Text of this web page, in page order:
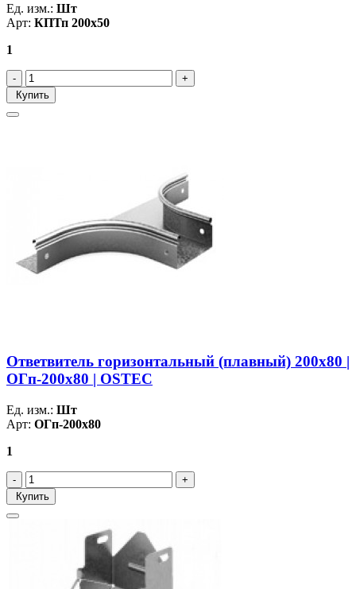
Ед. изм.: Шт
Арт: КПТп 200х50
1
Купить
Ответвитель горизонтальный (плавный) 200х80 |
ОГп-200х80 | OSTEC
Ед. изм.: Шт
Арт: ОГп-200х80
1
Купить